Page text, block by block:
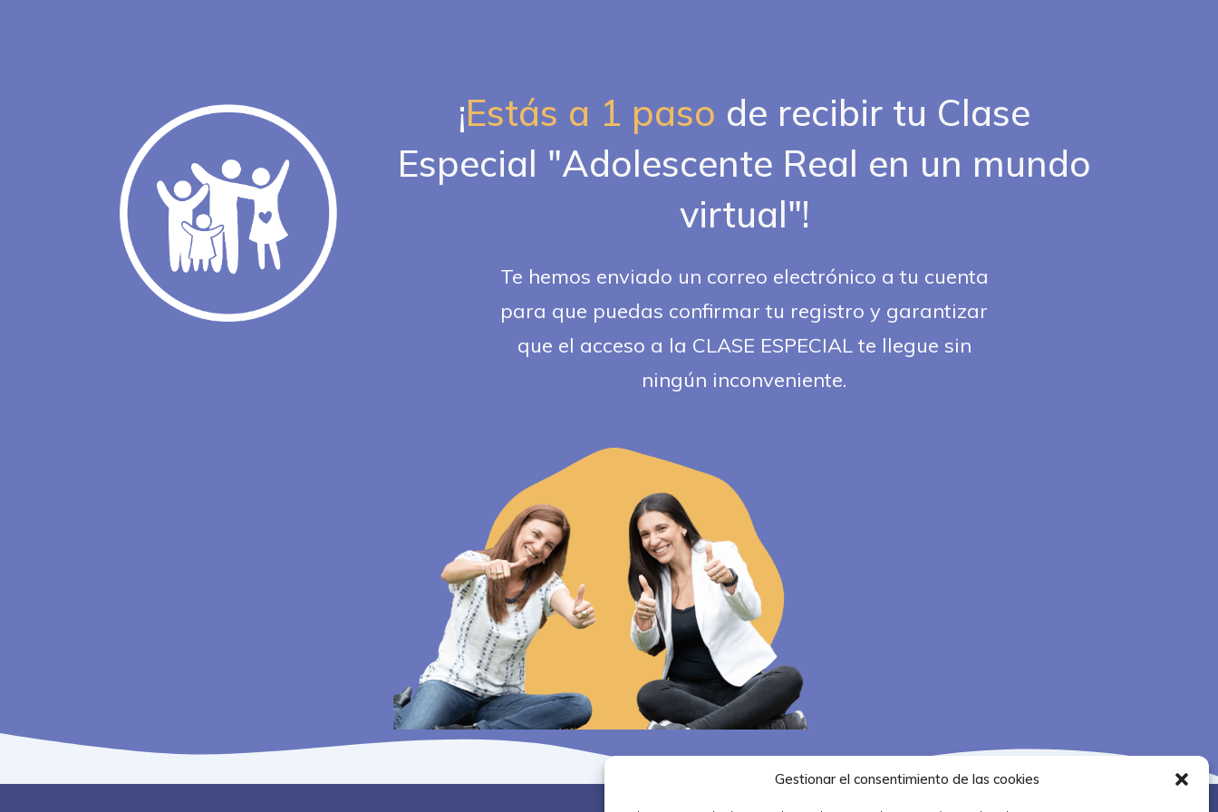
Gestionar el consentimiento de las cookies
¡Estás a 1 paso de recibir tu Clase
Especial "Adolescente Real en un mundo
virtual"!
Te hemos enviado un correo electrónico a tu cuenta
para que puedas confirmar tu registro y garantizar
que el acceso a la CLASE ESPECIAL te llegue sin
ningún inconveniente.